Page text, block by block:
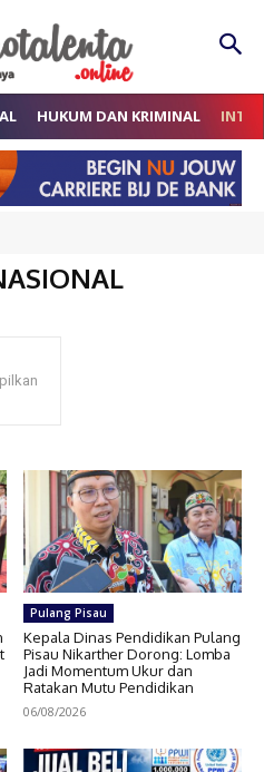
HUKUM DAN KRIMINAL
Pulang Pisau
Kepala Dinas Pendidikan Pulang
Pisau Nikarther Dorong: Lomba
Jadi Momentum Ukur dan
Ratakan Mutu Pendidikan
06/08/2026